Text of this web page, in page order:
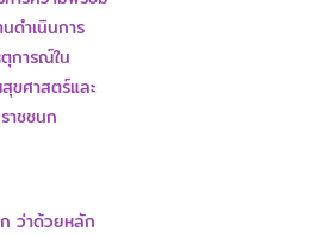
ดำเนินการ
การณ์ใน
ขศาสตร์และ
าชชนก
ว่าด้วยหลัก